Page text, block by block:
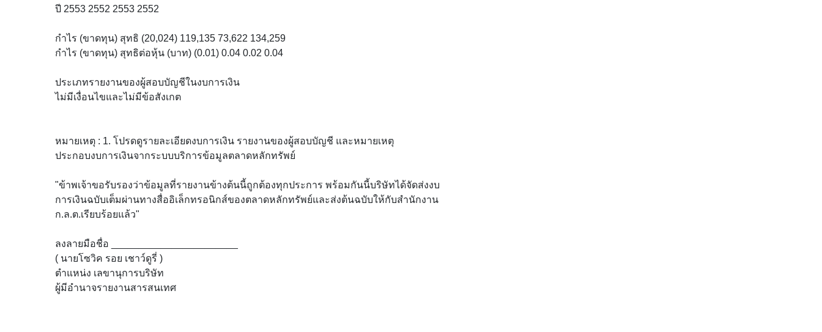
ปี 2553 2552 2553 2552
กำไร (ขาดทุน) สุทธิ (20,024) 119,135 73,622 134,259
กำไร (ขาดทุน) สุทธิต่อหุ้น (บาท) (0.01) 0.04 0.02 0.04
ประเภทรายงานของผู้สอบบัญชีในงบการเงิน
ไม่มีเงื่อนไขและไม่มีข้อสังเกต
หมายเหตุ : 1. โปรดดูรายละเอียดงบการเงิน รายงานของผู้สอบบัญชี และหมายเหตุ
ประกอบงบการเงินจากระบบบริการข้อมูลตลาดหลักทรัพย์
"ข้าพเจ้าขอรับรองว่าข้อมูลที่รายงานข้างต้นนี้ถูกต้องทุกประการ พร้อมกันนี้บริษัทได้จัดส่งงบ
การเงินฉบับเต็มผ่านทางสื่ออิเล็กทรอนิกส์ของตลาดหลักทรัพย์และส่งต้นฉบับให้กับสำนักงาน
ก.ล.ต.เรียบร้อยแล้ว"
ลงลายมือชื่อ _______________________
( นายโซวิค รอย เชาว์ดูรี่ )
ตำแหน่ง เลขานุการบริษัท
ผู้มีอำนาจรายงานสารสนเทศ